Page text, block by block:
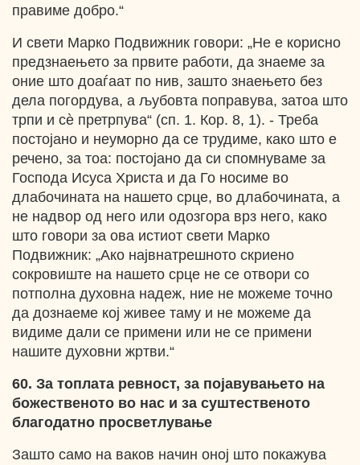
правиме добро.“
И свети Марко Подвижник говори: „Не е корисно
предзнаењето за првите работи, да знаеме за
оние што доаѓаат по нив, зашто знаењето без
дела погордува, а љубовта поправува, затоа што
трпи и сѐ претрпува“ (сп. 1. Кор. 8, 1). - Треба
постојано и неуморно да се трудиме, како што е
речено, за тоа: постојано да си спомнуваме за
Господа Исуса Христа и да Го носиме во
длабочината на нашето срце, во длабочината, а
не надвор од него или одозгора врз него, како
што говори за ова истиот свети Марко
Подвижник: „Ако највнатрешното скриено
сокровиште на нашето срце не се отвори со
потполна духовна надеж, ние не можеме точно
да дознаеме кој живее таму и не можеме да
видиме дали се примени или не се примени
нашите духовни жртви.“
60. За топлата ревност, за појавувањето на
божественото во нас и за суштественото
благодатно просветлување
Зашто само на ваков начин оној што покажува